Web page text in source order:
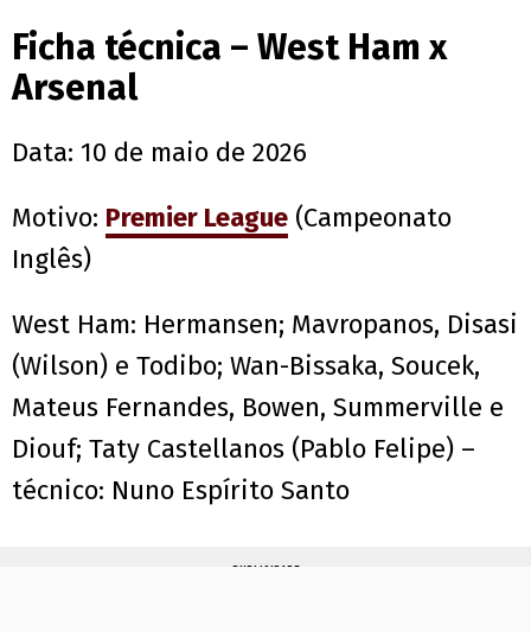
Ficha técnica – West Ham x
Arsenal
Data: 10 de maio de 2026
Motivo: Premier League (Campeonato
Inglês)
West Ham: Hermansen; Mavropanos, Disasi
(Wilson) e Todibo; Wan-Bissaka, Soucek,
Mateus Fernandes, Bowen, Summerville e
Diouf; Taty Castellanos (Pablo Felipe) –
técnico: Nuno Espírito Santo
PUBLICIDADE